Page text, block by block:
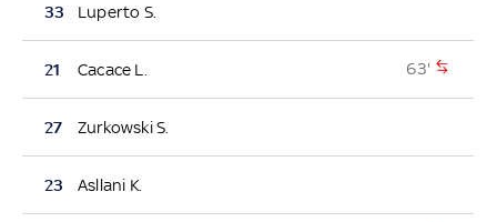
33 Luperto S.
21 Cacace L. 63'
27 Zurkowski S.
23 Asllani K.